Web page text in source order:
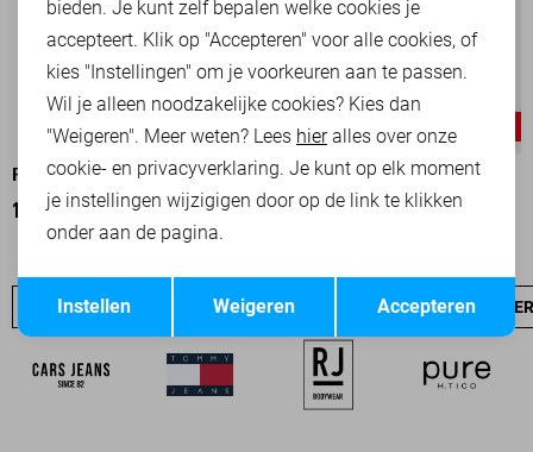
-50%
PETROL INDUSTRIES T-SHIRT
15,00 29,99
PME LEGEND T-SHIRT
28,00 39,99
PME LEGEND SALE JEANS PME LEGEND
Opslaan
bieden. Je kunt zelf bepalen welke cookies je
accepteert. Klik op "Accepteren" voor alle cookies, of
kies "Instellingen" om je voorkeuren aan te passen.
Wil je alleen noodzakelijke cookies? Kies dan
"Weigeren". Meer weten? Lees hieralles over onze
cookie- en privacyverklaring. Je kunt op elk moment
je instellingen wijzigigen door op de link te klikken
onder aan de pagina.
Accepteren
Weigeren
Instellen